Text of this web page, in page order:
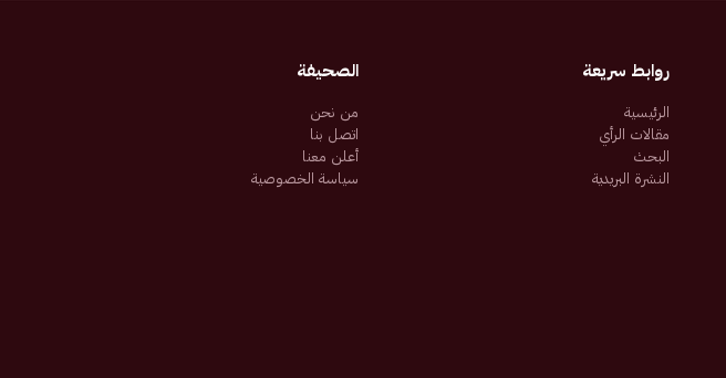
روابط سريعة
الرئيسية
مقالات الرأي
البحث
النشرة البريدية
الصحيفة
من نحن
اتصل بنا
أعلن معنا
سياسة الخصوصية